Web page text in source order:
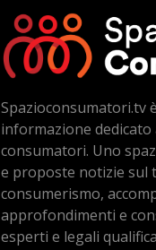
Spazioconsumatori.tv
informazione dedicato
consumatori. Uno
e proposte notizie sul
consumerismo,
approfondimenti e
esperti e legali